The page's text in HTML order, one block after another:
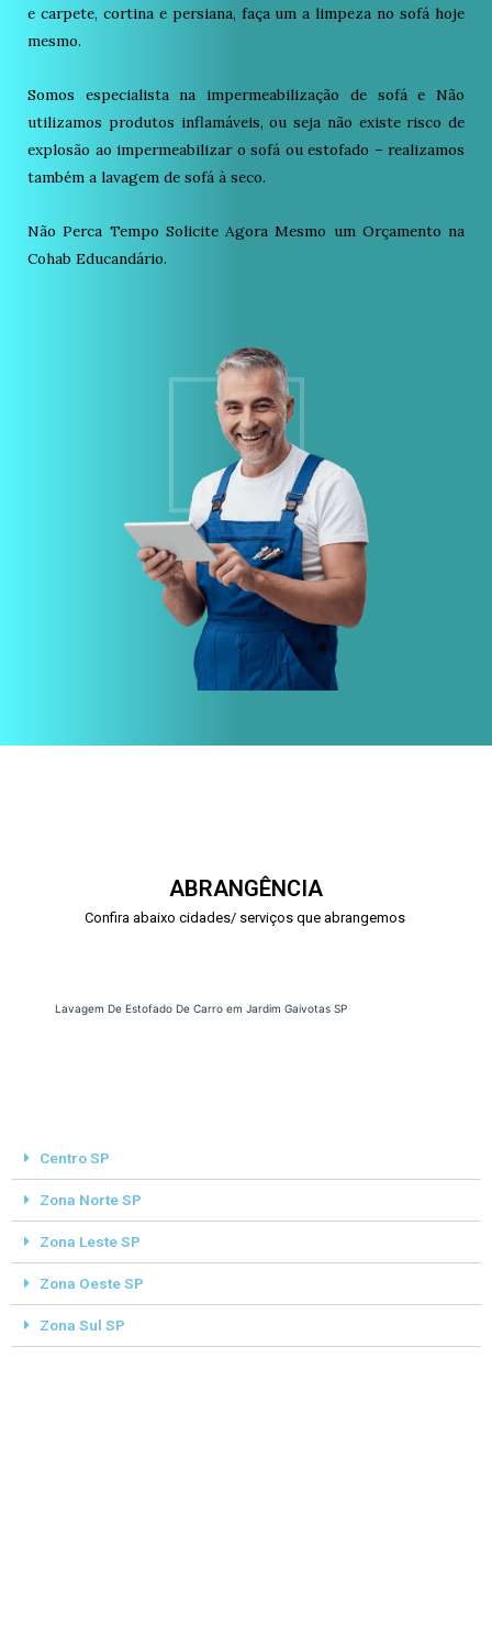
e carpete, cortina e persiana, faça um a limpeza no sofá hoje
mesmo.
Somos especialista na impermeabilização de sofá e Não
utilizamos produtos inflamáveis, ou seja não existe risco de
explosão ao impermeabilizar o sofá ou estofado – realizamos
também a lavagem de sofá à seco.
Não Perca Tempo Solicite Agora Mesmo um Orçamento na
Cohab Educandário.
ABRANGÊNCIA
Confira abaixo cidades/ serviços que abrangemos
Lavagem De Estofado De Carro em Jardim Gaivotas SP
Centro SP
Zona Norte SP
Zona Leste SP
Zona Oeste SP
Zona Sul SP